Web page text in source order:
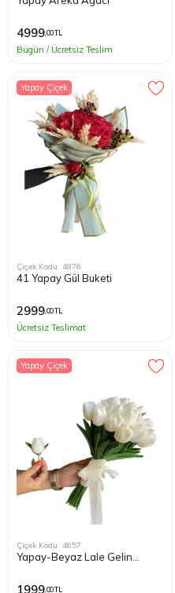
4999,00 TL
Bugün / Ücretsiz Teslim
Yapay Çiçek
Çiçek Kodu: 4876
41 Yapay Gül Buketi
2999,00 TL
Ücretsiz Teslimat
Yapay Çiçek
Çiçek Kodu: 4657
Yapay-Beyaz Lale Gelin
1999,00 TL